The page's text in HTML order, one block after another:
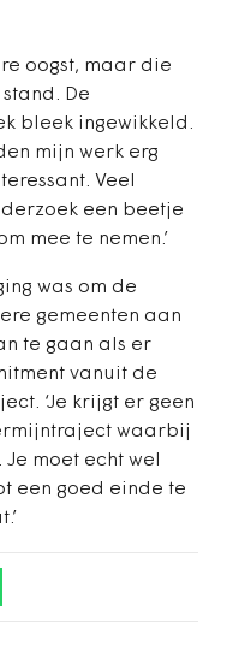
oogst, maar die
De
bleek ingewikkeld.
mijn werk erg
Veel
een beetje
mee te nemen.’
was om de
gemeenten aan
te gaan als er
vanuit de
‘Je krijgt er geen
waarbij
moet echt wel
een goed einde te